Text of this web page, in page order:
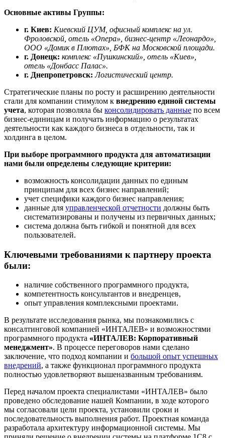
Основные активы Группы:
г. Киев: Киевский ЦУМ, офисный комплекс на ул.
Фроловской, отель «Опера», бизнес-центр «Леонардо»,
ООО «Домик в Плютах», БФК на Московской площади.
г. Донецк: комплекс «Пушкинский», отель «Киев»,
отель «Донбасс Палас».
г. Днепропетровск: Логистический центр.
Стратегические планы по росту и расширению деятельности
стали для компании стимулом к внедрению единой системы
учета, которая позволяла бы консолидировать данные по всем
бизнес-единицам и получать информацию о результатах
деятельности как каждого бизнеса в отдельности, так и
холдинга в целом.
При выборе программного продукта для автоматизации
нами были определены следующие критерии:
возможность консолидации данных по единым
принципам для всех бизнес направлений;
учет специфики каждого бизнес направления;
данные для управленческой отчетности должны быть
систематизированы и получены из первичных данных;
система должна быть гибкой и понятной для всех
пользователей.
Ключевыми требованиями к партнеру проекта
были:
наличие собственного программного продукта,
компетентность консультантов и внедренцев,
опыт управления комплексными проектами.
В результате исследования рынка, мы познакомились с
консалтинговой компанией «ИНТАЛЕВ» и возможностями
программного продукта «ИНТАЛЕВ: Корпоративный
менеджмент». В процессе переговоров нами сделано
заключение, что подход компании и большой опыт успешных
внедрений, а также функционал программного продукта
полностью удовлетворяют вышеназванным требованиям.
Перед началом проекта специалистами «ИНТАЛЕВ» было
проведено обследование нашей Компании, в ходе которого
мы согласовали цели проекта, установили сроки и
последовательность выполнения работ. Проектная команда
разработала архитектуру информационной системы. Мы